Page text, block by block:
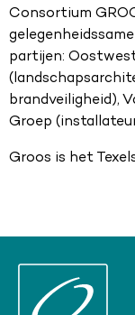
Consortium
partijen:
brandveiligheid),
Groep
Groos is het